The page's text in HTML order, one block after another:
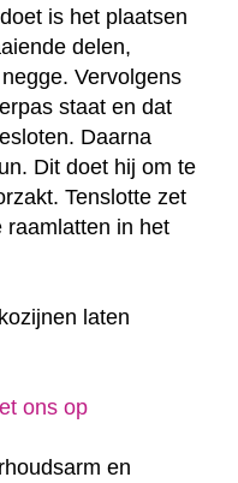
is het plaatsen
delen,
Vervolgens
staat en dat
Daarna
Dit doet hij om te
Tenslotte zet
raamlatten in het
laten
ons op
en